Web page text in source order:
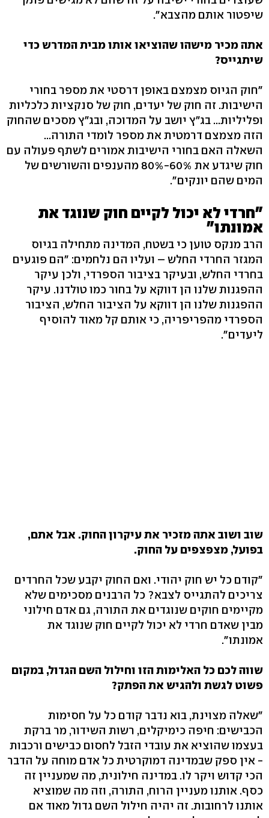
שיפטור אותם מהצבא".
אתה מכיר מישהו שהוציאו אותו מבית המדרש כדי
שיתגייס?
"חוק הגיוס מצמצם באופן דרסטי את מספר בחורי
הישיבות. זה חוק של יעדים, חוק של סנקציות כלכליות
ופליליות... בג"ץ יושב על המדוכה, ובג"ץ מסכים שהחוק
הזה מצמצם דרמטית את מספר לומדי התורה...
השאלה האם בחורי הישיבות אמורים לשתף פעולה עם
חוק שיגדע את 60%-80% מהענפים והשורשים של
המים שהם יונקים".
"חרדי לא יכול לקיים חוק שנוגד את
אמונתו"
הרב מנקס טוען כי בשטח, המדינה מתחילה בגיוס
המגזר החרדי החלש – ועליו הם נלחמים: "הם פוגעים
בחרדי החלש, ובעיקר בציבור הספרדי, ולכן עיקר
ההפגנות שלנו הן דווקא על בחור כמו טולדנו. עיקר
ההפגנות שלנו הן דווקא על הציבור החלש, הציבור
הספרדי מהפריפריה, כי אותם קל מאוד להוסיף
ליעדים".
שוב ושוב אתה מזכיר את עיקרון החוק. אבל אתם,
בפועל, מצפצפים על החוק.
"קודם כל יש חוק יהודי. ואם החוק יקבע שכל החרדים
צריכים להתגייס לצבא? כל הרבנים מסכימים שלא
מקיימים חוקים שנוגדים את התורה, גם אדם חילוני
מבין שאדם חרדי לא יכול לקיים חוק שנוגד את
אמונתו".
שווה לכם כל האלימות הזו וחילול השם הגדול, במקום
פשוט לגשת ולהגיש את הפתק?
"שאלה מצוינת, בוא נדבר קודם כל על חסימות
הכבישים: חיפה כימיקלים, רשות השידור, מר ברקת
בעצמו שהוציא את עובדי הזבל לחסום כבישים ורכבות
- אין ספק שבמדינה דמוקרטית כל אדם מוחה על הדבר
הכי קדוש ויקר לו. במדינה חילונית, מה שמעניין זה
כסף. אותנו מעניין הרוח, התורה, וזה מה שמוציא
אותנו לרחובות. זה יהיה חילול השם גדול מאוד אם